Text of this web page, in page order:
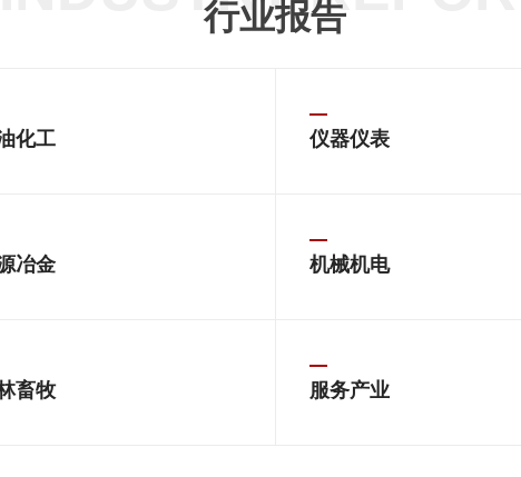
行业报告
化工 仪器仪表
冶金 机械机电
畜牧 服务产业